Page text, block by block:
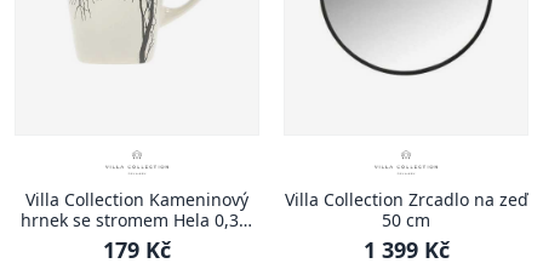
Villa Collection Kameninový
hrnek se stromem Hela 0,35l
Sand
179 Kč
Villa Collection Zrcadlo na zeď
50 cm
1 399 Kč